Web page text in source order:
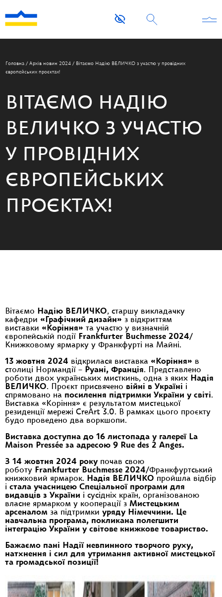
Головна / Архів новин 2024 / Вітаємо Надію ВЕЛИЧКО з участю у провідних
європейських проєктах!
ВІТАЄМО НАДІЮ
ВЕЛИЧКО З УЧАСТЮ
У ПРОВІДНИХ
ЄВРОПЕЙСЬКИХ
ПРОЄКТАХ!
Вітаємо Надію ВЕЛИЧКО, старшу викладачку
кафедри «Графічний дизайн» з відкриттям
виставки «Коріння» та участю у визначній
європейській події Frankfurter Buchmesse 2024/
Книжковому ярмарку у Франкфурті на Майні.
13 жовтня 2024 відкрилася виставка «Коріння» в
столиці Нормандії – Руані, Франція. Представлено
роботи двох українських мисткинь, одна з яких Надія
ВЕЛИЧКО. Проєкт присвячено війні в Україні і
спрямовано на посилення підтримки України у світі.
Виставка «Коріння» є результатом мистецької
резиденції мережі CreArt 3.0. В рамках цього проєкту
будо проведено два воркшопи.
Виставка доступна до 16 листопада у галереї La
Maison Pressée за адресою 9 Rue des 2 Anges.
З 14 жовтня 2024 рокупочав свою
роботу Frankfurter Buchmesse 2024/Франкфуртський
книжковий ярмарок.
Надія ВЕЛИЧКО пройшла відбір
і стала учасницею Спеціальної програми для
видавців з України і сусідніх країн, організованою
власне ярмарком у кооперації з Мистецьким
арсеналом за підтримки уряду Німеччини. Це
навчальна програма, покликана полегшити
інтеграцію України у світове книжкове товариство.
Бажаємо пані Надії невпинного творчого руху,
натхнення і сил для утримання активної мистецької
та громадської позиції!